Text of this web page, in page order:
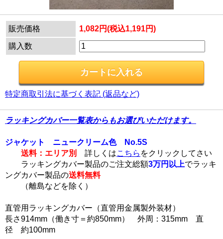
販売価格 1,082円(税込1,191円)
購入数
特定商取引法に基づく表記 (返品など)
ラッキングカバー一覧表からもお選びいただけます。
ジャケット ニュークリーム色 No.5S
送料：エリア別
詳しくはこちら をクリックしてさい
ラッキングカバー製品のご注文総額3万円以上でラッキ
ングカバー製品の送料無料
（離島などを除く）
直管用ラッキングカバー（直管用金属製外装材）
長さ914mm（働き寸＝約850mm） 外周：315mm 直
径 約100mm